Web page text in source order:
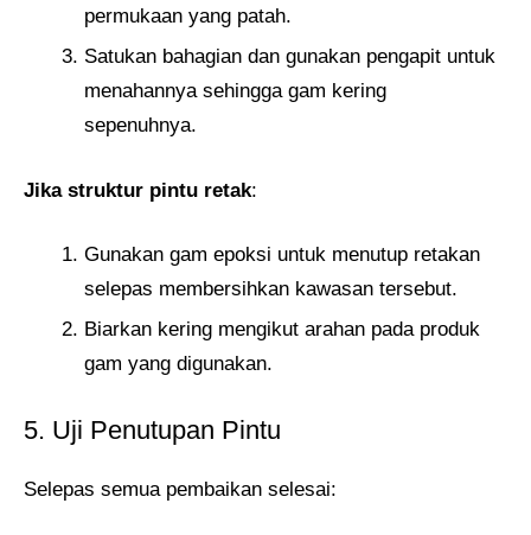
permukaan yang patah.
Satukan bahagian dan gunakan pengapit untuk
menahannya sehingga gam kering
sepenuhnya.
Jika struktur pintu retak:
Gunakan gam epoksi untuk menutup retakan
selepas membersihkan kawasan tersebut.
Biarkan kering mengikut arahan pada produk
gam yang digunakan.
5. Uji Penutupan Pintu
Selepas semua pembaikan selesai: